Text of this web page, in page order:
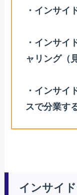
・インサイ
・インサイ
ャリング（
・インサイ
スで分業す
インサイ